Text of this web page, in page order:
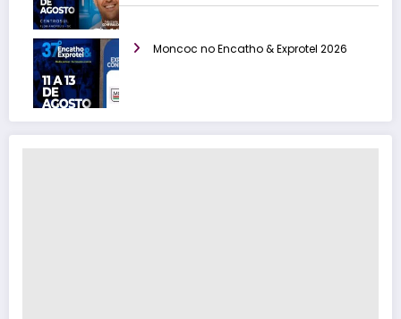
Moncoc no Encatho & Exprotel 2026